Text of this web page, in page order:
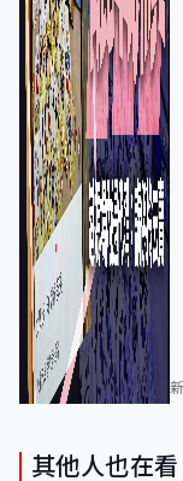
其他人也在看